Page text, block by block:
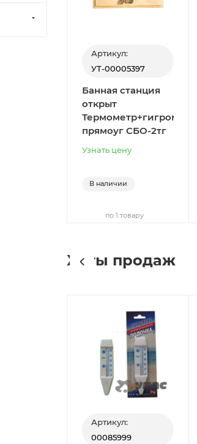
Артикул:
УТ-00005397
Банная станция
открыт
Термометр+гигрометр
прямоуг СБО-2тг
Узнать цену
В наличии
по 1 товару
Хиты продаж
Артикул:
00085999